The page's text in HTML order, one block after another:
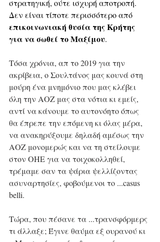
στρατηγική, ούτε ισχυρή αποτροπή.
Δεν είναι τίποτε περισσότερο από
επικοινωνιακή θυσία της Κρήτης
για να σωθεί το Μαξίμου.
Τόσα χρόνια, απ το 2019 για την
ακρίβεια, ο Σουλτάνος μας κουνά στη
μούρη ένα μνημόνιο που μας κλέβει
όλη την ΑΟΖ μας στα νότια κι εμείς,
αντί να κάνουμε το αυτονόητο όπως
θα έπρεπε την επόμενη κι όλας μέρα,
να ανακηρύξουμε δηλαδή αμέσως την
ΑΟΖ μονομερώς και να τη στείλουμε
στον ΟΗΕ για να τοιχοκολληθεί,
τρέμαμε σαν τα ψάρια ψελλίζοντας
ασυναρτησίες, φοβούμενοι το ...casus
belli.
Tώρα, που πέσανε τα ...τρανσφόρμερς
τι άλλαξε; Έγινε θαύμα εξ ουρανού κι